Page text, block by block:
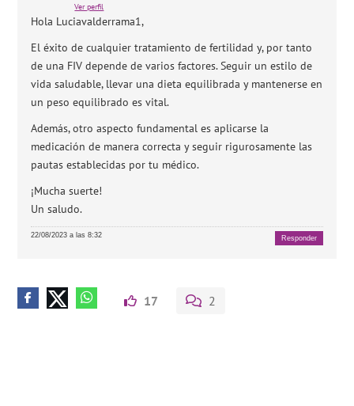
Ver perfil
Hola Luciavalderrama1,
El éxito de cualquier tratamiento de fertilidad y, por tanto
de una FIV depende de varios factores. Seguir un estilo de
vida saludable, llevar una dieta equilibrada y mantenerse en
un peso equilibrado es vital.
Además, otro aspecto fundamental es aplicarse la
medicación de manera correcta y seguir rigurosamente las
pautas establecidas por tu médico.
¡Mucha suerte!
Un saludo.
22/08/2023 a las 8:32 Responder
17 2